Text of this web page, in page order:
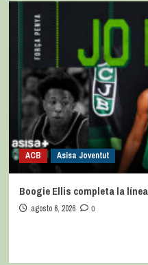
ACB Asisa Joventut
Boogie Ellis completa la
agosto 6, 2026 0